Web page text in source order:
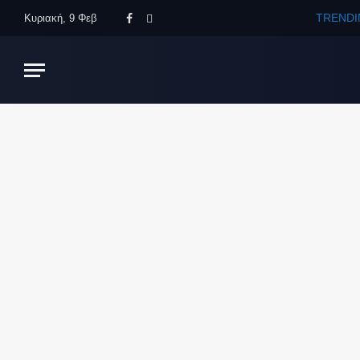
Κυριακή, 9 Φεβ
Facebook
X